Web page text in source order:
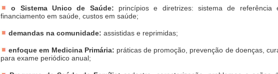
o Sistema Unico de Saúde: princípios e diretrizes: sistema de referência
financiamento em saúde, custos em saúde;
demandas na comunidade: assistidas e reprimidas;
enfoque em Medicina Primária: práticas de promoção, prevenção de doenças,
para exame periódico anual;